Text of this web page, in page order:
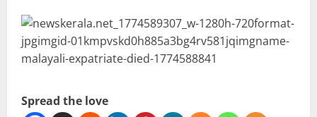
Spread the love